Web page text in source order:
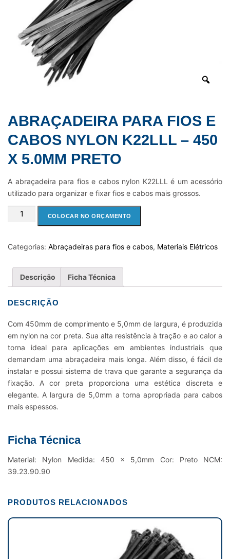
ABRAÇADEIRA PARA FIOS E
CABOS NYLON K22LLL – 450
X 5.0MM PRETO
A abraçadeira para fios e cabos nylon K22LLL é um acessório
utilizado para organizar e fixar fios e cabos mais grossos.
ABRAÇADEIRA
E
NYLON
K22LLL
450
5.0MM
PRETO
quantidade
COLOCAR NO ORÇAMENTO
Categorias: Abraçadeiras para fios e cabos, Materiais Elétricos
Descrição Ficha Técnica
DESCRIÇÃO
Com 450mm de comprimento e 5,0mm de largura, é produzida
em nylon na cor preta. Sua alta resistência à tração e ao calor a
torna ideal para aplicações em ambientes industriais que
demandam uma abraçadeira mais longa. Além disso, é fácil de
instalar e possui sistema de trava que garante a segurança da
fixação. A cor preta proporciona uma estética discreta e
elegante. A largura de 5,0mm a torna apropriada para cabos
mais espessos.
Ficha Técnica
Material: Nylon Medida: 450 x 5,0mm Cor: Preto NCM:
39.23.90.90
PRODUTOS RELACIONADOS